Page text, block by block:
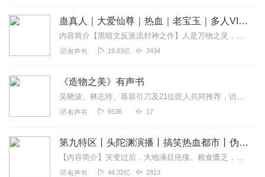
净土豪哥
我听到二十几集，一个比斗竟然用了三集，水分太大了，墨
2021-11-01
1585179khsc
宗，灵王，灵皇
2022-04-09 2
蛊真人｜大爱仙尊｜热血｜老宝玉｜多人VIP免费有声剧
内容简介【黑暗文反派流封神之作】人是万物之灵，蛊是天地真精。一个穿越者不断重生的故事。一个养蛊、炼蛊、用蛊的奇特世界。配音组（男角色）老宝玉旁白...
有声书 19.03亿 3434
《造物之美》有声书
吴晓波、林志玲、慕容引刀及21位匠人共同推荐，访千年老店，探工匠精神：中日匠心的区别到底在哪里？内容简介······《造物之美》形成于周华诚等人于...
有声书 6536 17
第九特区丨头陀渊演播丨搞笑热血都市丨伪戒丨VIP免费多人有声剧
【内容简介】灾变过后，大地满目疮痍。粮食匮乏，资源紧俏，局势混乱……一位从待规划区杀出来的青年，背对着漫天黄沙，孤身来到九区谋生，却不曾想偶然结识三五好友，一念...
有声书 44.32亿 2813